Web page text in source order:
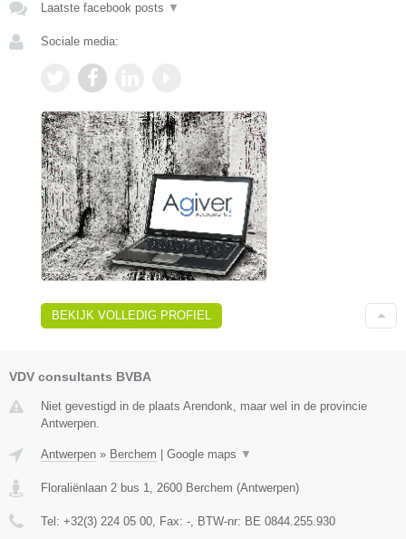
Laatste facebook posts ▼
Sociale media:
BEKIJK VOLLEDIG PROFIEL
VDV consultants BVBA
Niet gevestigd in de plaats Arendonk, maar wel in de provincie
Antwerpen.
Antwerpen » Berchem | Google maps ▼
Floraliënlaan 2 bus 1 2600 Berchem (Antwerpen)
Tel: +32(3) 224 05 00 , Fax: - , BTW-nr: BE 0844.255.930